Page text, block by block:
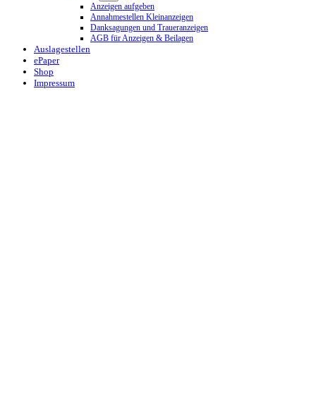
Anzeigen aufgeben
Annahmestellen Kleinanzeigen
Danksagungen und Traueranzeigen
AGB für Anzeigen & Beilagen
Auslagestellen
ePaper
Shop
Impressum